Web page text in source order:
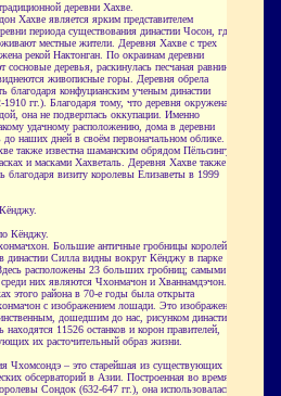
деревни Хахве.
Хахве является ярким представителем
периода существования династии Чосон, где
местные жители. Деревня Хахве с трех
рекой Нактонган. По окраинам деревни
сосновые деревья, раскинулась песчаная равнина,
живописные горы. Деревня обрела
благодаря конфуцианским ученым династии
гг.). Благодаря тому, что деревня окружена
она не подверглась оккупации. Именно
удачному расположению, дома в деревни
до наших дней в своём первоначальном облике.
также известна шаманским обрядом Пёльсингут,
и масками Хахветаль. Деревня Хахве также
благодаря визиту королевы Елизаветы в 1999
Кёнджу.
Большие античные гробницы королей и
династии Силла видны вокруг Кёнджу в парке
расположены 23 больших гробниц; самыми
них являются Чхонмачон и Хваннамдэчон.
этого района в 70-е годы была открыта
с изображением лошади. Это изображение
дошедшим до нас, рисунком династии
находятся 11526 останков и корон правителей,
их расточительный образ жизни.
Чхомсондэ – это старейшая из существующих
обсерваторий в Азии. Построенная во время
Сондок (632-647 гг.), она использовалась